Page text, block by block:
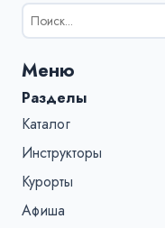
Результаты
поиска
%s:
Меню
Разделы
Каталог
Инструкторы
Курорты
Афиша